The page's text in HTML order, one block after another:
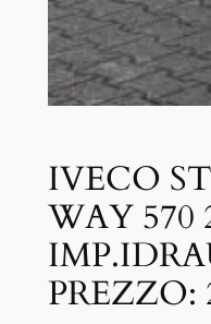
IVECO
WAY 570
PREZZO: